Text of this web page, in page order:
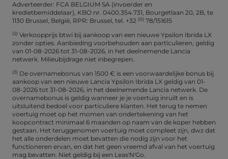
Adverteerder: FCA BELGIUM SA (invoerder en
kredietbemiddelaar), KBO nr. 0400.354.731, Bourgetlaan 20, 2B, te
1130 Brussel, België, RPR: Brussel, tel. +32 (0) 78/151615
(2) Verkoopprijs btwi bij aankoop van een nieuwe Ypsilon Ibrida LX
zonder opties. Aanbieding voorbehouden aan particulieren, geldig
van 01-08-2026 tot 31-08-2026, in het deelnemende Lancia
netwerk. Milieubijdrage niet inbegrepen.
(3) De overnamebonus van 1500 € is een voorwaardelijke bonus bij
aankoop van een nieuwe Lancia Ypsilon Ibrida LX geldig van 01-
08-2026 tot 31-08-2026, in het deelnemende Lancia netwerk. De
overnamebonus is geldig wanneer je je voertuig inruilt en is
uitsluitend bedoel voor particuliere klanten. Het terug te nemen
voertuig moet op het momen van ondertekening van het
koopcontract minimaal 6 maanden op naam van de koper hebben
gestaan. Het teruggenomen voertuig moet compleet zijn, dwz dat
het alle onderdelen moet bevatten die nodig zijn voor het
functioneren ervan, en dat het geen vreemd afval van het voertuig
mag bevatten. Niet geldig bij een Leas'N'Go.